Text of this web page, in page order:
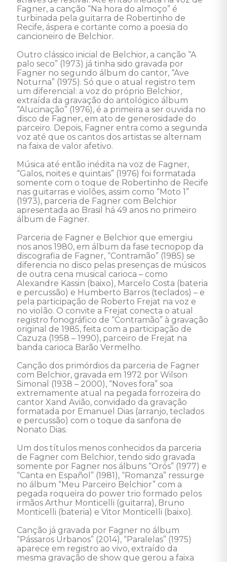
Fagner, a canção “Na hora do almoço” é
turbinada pela guitarra de Robertinho de
Recife, áspera e cortante como a poesia do
cancioneiro de Belchior.
Outro clássico inicial de Belchior, a canção “A
palo seco” (1973) já tinha sido gravada por
Fagner no segundo álbum do cantor, “Ave
Noturna” (1975). Só que o atual registro tem
um diferencial: a voz do próprio Belchior,
extraída da gravação do antológico álbum
“Alucinação” (1976), é a primeira a ser ouvida no
disco de Fagner, em ato de generosidade do
parceiro. Depois, Fagner entra como a segunda
voz até que os cantos dos artistas se alternam
na faixa de valor afetivo.
Música até então inédita na voz de Fagner,
“Galos, noites e quintais” (1976) foi formatada
somente com o toque de Robertinho de Recife
nas guitarras e violões, assim como “Moto 1”
(1973), parceria de Fagner com Belchior
apresentada ao Brasil há 49 anos no primeiro
álbum de Fagner.
Parceria de Fagner e Belchior que emergiu
nos anos 1980, em álbum da fase tecnopop da
discografia de Fagner, “Contramão” (1985) se
diferencia no disco pelas presenças de músicos
de outra cena musical carioca – como
Alexandre Kassin (baixo), Marcelo Costa (bateria
e percussão) e Humberto Barros (teclados) – e
pela participação de Roberto Frejat na voz e
no violão. O convite a Frejat conecta o atual
registro fonográfico de “Contramão” à gravação
original de 1985, feita com a participação de
Cazuza (1958 – 1990), parceiro de Frejat na
banda carioca Barão Vermelho.
Canção dos primórdios da parceria de Fagner
com Belchior, gravada em 1972 por Wilson
Simonal (1938 – 2000), “Noves fora” soa
extremamente atual na pegada forrozeira do
cantor Xand Avião, convidado da gravação
formatada por Emanuel Dias (arranjo, teclados
e percussão) com o toque da sanfona de
Nonato Dias.
Um dos títulos menos conhecidos da parceria
de Fagner com Belchior, tendo sido gravada
somente por Fagner nos álbuns “Orós” (1977) e
“Canta en Español” (1981), “Romanza” ressurge
no álbum “Meu Parceiro Belchior” com a
pegada roqueira do power trio formado pelos
irmãos Arthur Monticelli (guitarra), Bruno
Monticelli (bateria) e Vitor Monticelli (baixo).
Canção já gravada por Fagner no álbum
“Pássaros Urbanos” (2014), “Paralelas” (1975)
aparece em registro ao vivo, extraído da
mesma gravação de show que gerou a faixa